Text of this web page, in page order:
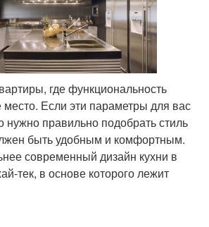
где функциональность
Если эти параметры для вас
правильно подобрать стиль
быть удобным и комфортным.
современный дизайн кухни в
тек, в основе которого лежит